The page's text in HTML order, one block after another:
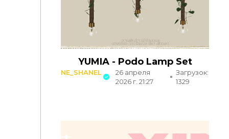
YUMIA - Podo Lamp Set
NE_SHANEL
26 апреля
2026 г. 21:27
Загрузок:
1329